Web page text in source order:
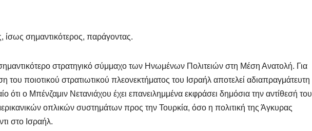
ίσως σημαντικότερος, παράγοντας.
στρατηγικό σύμμαχο των Ηνωμένων Πολιτειών στη Μέση Ανατολή. Για
του ποιοτικού στρατιωτικού πλεονεκτήματος του Ισραήλ αποτελεί αδιαπραγμάτευτη
ότι ο Μπένζαμιν Νετανιάχου έχει επανειλημμένα εκφράσει δημόσια την αντίθεσή του
οπλικών συστημάτων προς την Τουρκία, όσο η πολιτική της Άγκυρας
στο Ισραήλ.